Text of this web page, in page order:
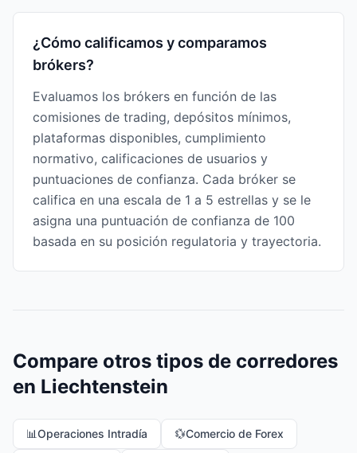
¿Cómo calificamos y comparamos
brókers?
Evaluamos los brókers en función de las
comisiones de trading, depósitos mínimos,
plataformas disponibles, cumplimiento
normativo, calificaciones de usuarios y
puntuaciones de confianza. Cada bróker se
califica en una escala de 1 a 5 estrellas y se le
asigna una puntuación de confianza de 100
basada en su posición regulatoria y trayectoria.
Compare otros tipos de corredores
en Liechtenstein
📊Operaciones Intradía 💱Comercio de Forex